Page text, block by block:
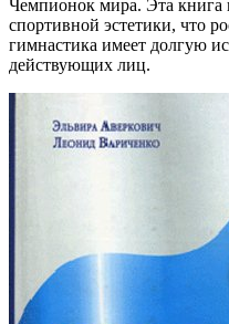
Чемпионок мира. Эта книга
спортивной эстетики, что
гимнастика имеет долгую
действующих лиц.